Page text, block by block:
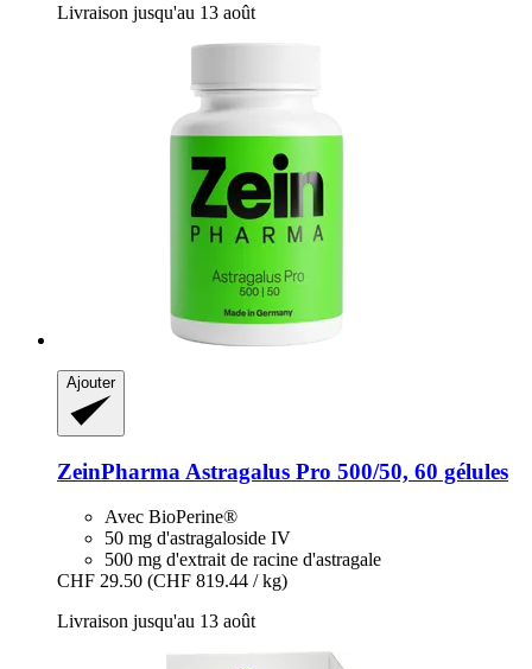
Livraison jusqu'au 13 août
Ajouter
ZeinPharma Astragalus Pro 500/50, 60 gélules
Avec BioPerine®
50 mg d'astragaloside IV
500 mg d'extrait de racine d'astragale
CHF 29.50 (CHF 819.44 / kg)
Livraison jusqu'au 13 août